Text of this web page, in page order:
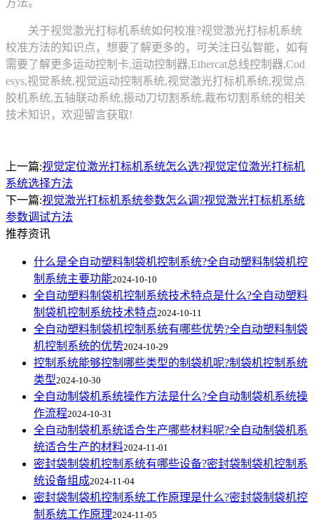
关于视觉激光打标机系统如何校准?视觉激光打标机系统
校准方法的知识点，想要了解更多的，可关注日弘智能，如有
需要了解更多运动控制卡,运动控制器,Ethercat总线控制器,Cod
esys,视觉系统,视觉运动控制系统,视觉激光打标机系统,视觉点
胶机系统,五轴联动系统,振动刀切割系统,裁布切割系统的相关
技术知识，欢迎留言获取!
上一篇:视觉定位激光打标机系统怎么选?视觉定位激光打标机
系统选择方法
下一篇:视觉激光打标机系统参数怎么调?视觉激光打标机系统
参数调试方法
推荐资讯
什么是全自动塑料制袋机控制系统?全自动塑料制袋机控
制系统主要功能2024-10-10
全自动塑料制袋机控制系统技术特点是什么?全自动塑料
制袋机控制系统技术特点2024-10-11
全自动塑料制袋机控制系统有哪些优势?全自动塑料制袋
机控制系统的优势2024-10-29
控制系统能够控制哪些类型的制袋机呢?制袋机控制系统
类型2024-10-30
全自动制袋机系统操作方法是什么?全自动制袋机系统操
作流程2024-10-31
全自动制袋机系统适合生产哪些材料呢?全自动制袋机系
统适合生产的材料2024-11-01
密封袋制袋机控制系统有哪些设备?密封袋制袋机控制系
统设备组成2024-11-04
密封袋制袋机控制系统工作原理是什么?密封袋制袋机控
制系统工作原理2024-11-05